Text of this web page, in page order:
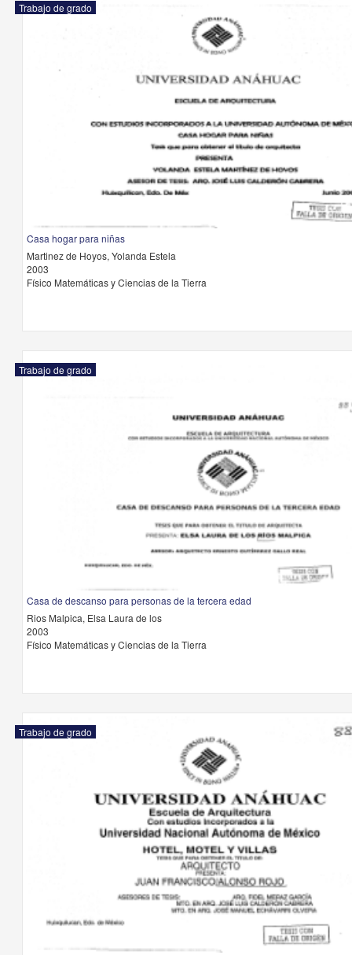
Trabajo de grado
Casa hogar para niñas
Martinez de Hoyos, Yolanda Estela
2003
Físico Matemáticas y Ciencias de la Tierra
Trabajo de grado
Casa de descanso para personas de la tercera edad
Rios Malpica, Elsa Laura de los
2003
Físico Matemáticas y Ciencias de la Tierra
Trabajo de grado